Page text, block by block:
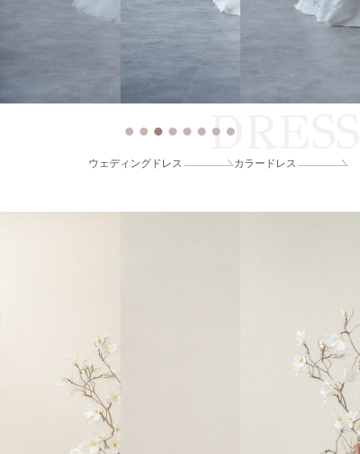
DRESS
ウェディングドレス カラードレス